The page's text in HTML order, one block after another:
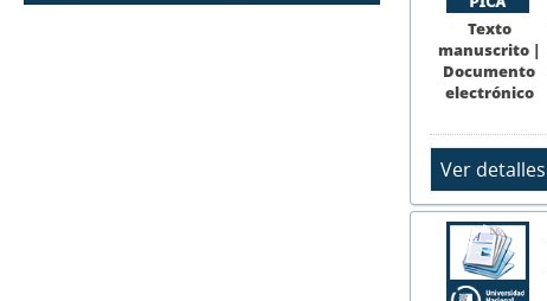
Texto
manuscrito |
Documento
electrónico